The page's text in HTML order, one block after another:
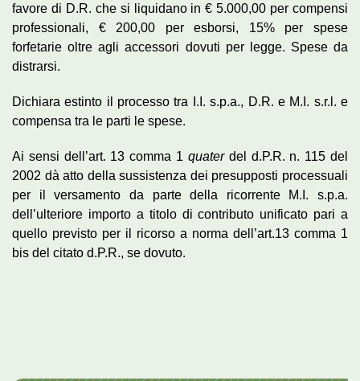
favore di D.R. che si liquidano in € 5.000,00 per compensi
professionali, € 200,00 per esborsi, 15% per spese
forfetarie oltre agli accessori dovuti per legge. Spese da
distrarsi.
Dichiara estinto il processo tra I.I. s.p.a., D.R. e M.I. s.r.l. e
compensa tra le parti le spese.
Ai sensi dell’art. 13 comma 1 quater del d.P.R. n. 115 del
2002 dà atto della sussistenza dei presupposti processuali
per il versamento da parte della ricorrente M.I. s.p.a.
dell’ulteriore importo a titolo di contributo unificato pari a
quello previsto per il ricorso a norma dell’art.13 comma 1
bis del citato d.P.R., se dovuto.